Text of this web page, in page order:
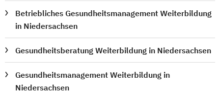
Betriebliches Gesundheitsmanagement Weiterbildung
in Niedersachsen
Gesundheitsberatung Weiterbildung in Niedersachsen
Gesundheitsmanagement Weiterbildung in
Niedersachsen